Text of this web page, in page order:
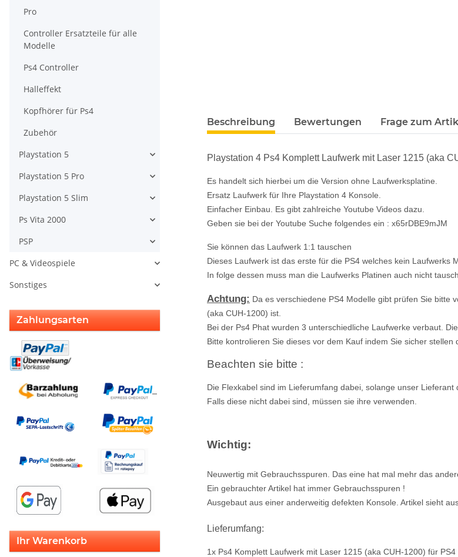
Beschreibung Bewertungen Frage zum
Playstation 4 Ps4 Komplett Laufwerk mit Laser 1215 (aka
Es handelt sich hierbei um die Version ohne Laufwerksplatine.
Ersatz Laufwerk für Ihre Playstation 4 Konsole.
Einfacher Einbau. Es gibt zahlreiche Youtube Videos dazu.
Geben sie bei der Youtube Suche folgendes ein : x65rDBE9mJM
Sie können das Laufwerk 1:1 tauschen
Dieses Laufwerk ist das erste für die PS4 welches kein Laufwerks
In folge dessen muss man die Laufwerks Platinen auch nicht
Achtung: Da es verschiedene PS4 Modelle gibt prüfen Sie bitte
(aka CUH-1200) ist.
Bei der Ps4 Phat wurden 3 unterschiedliche Laufwerke verbaut.
Bitte kontrolieren Sie dieses vor dem Kauf indem Sie sicher
Beachten sie bitte :
Die Flexkabel sind im Lieferumfang dabei, solange unser Lieferant
Falls diese nicht dabei sind, müssen sie ihre verwenden.
Wichtig:
Neuwertig mit Gebrauchsspuren. Das eine hat mal mehr das
Ein gebrauchter Artikel hat immer Gebrauchsspuren !
Ausgebaut aus einer anderweitig defekten Konsole. Artikel sieht
Lieferumfang:
1x Ps4 Komplett Laufwerk mit Laser 1215 (aka CUH-1200) für PS4
Pro
Controller Ersatzteile für alle
Modelle
Ps4 Controller
Halleffekt
Kopfhörer für Ps4
Zubehör
Playstation 5
Playstation 5 Pro
Playstation 5 Slim
Ps Vita 2000
PSP
PC & Videospiele
Sonstiges
Zahlungsarten
Ihr Warenkorb